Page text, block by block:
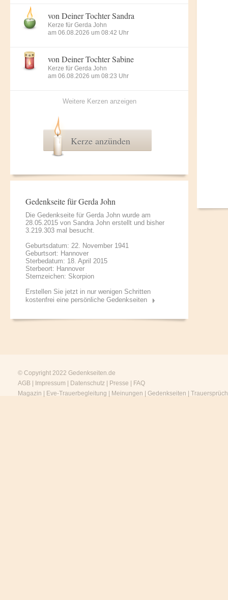
von Deiner Tochter Sandra
Kerze für Gerda John
am 06.08.2026 um 08:42 Uhr
von Deiner Tochter Sabine
Kerze für Gerda John
am 06.08.2026 um 08:23 Uhr
Weitere Kerzen anzeigen
Kerze anzünden
Gedenkseite für Gerda John
Die Gedenkseite für Gerda John wurde am
28.05.2015 von Sandra John erstellt und bisher
3.219.303 mal besucht.
Geburtsdatum: 22. November 1941
Geburtsort: Hannover
Sterbedatum: 18. April 2015
Sterbeort: Hannover
Sternzeichen: Skorpion
Erstellen Sie jetzt in nur wenigen Schritten
kostenfrei eine persönliche Gedenkseiten
© Copyright 2022 Gedenkseiten.de
AGB
Impressum Datenschutz Presse
FAQ
Magazin
Eve-Trauerbegleitung Meinungen Gedenkseiten